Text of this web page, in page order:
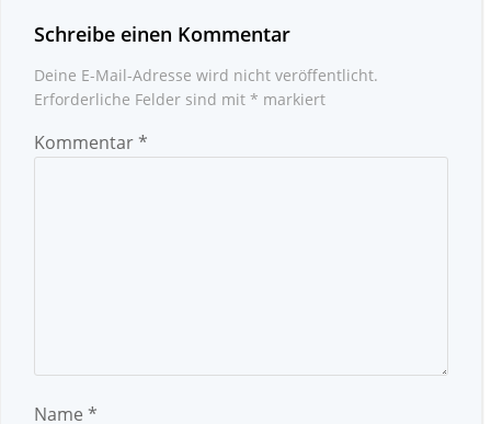
Schreibe einen Kommentar
Deine E-Mail-Adresse wird nicht veröffentlicht.
Erforderliche Felder sind mit * markiert
Kommentar*
Name *